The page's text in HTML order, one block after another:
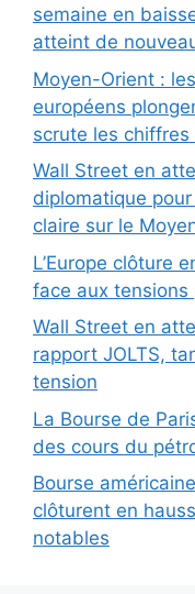
semaine en
atteint de
Moyen-Orient :
européens
scrute les chiffres
Wall Street en
diplomatique
claire sur le
L’Europe clôture
face aux tensions
Wall Street en
rapport JOLTS,
tension
La Bourse de
des cours du
Bourse
clôturent en
notables